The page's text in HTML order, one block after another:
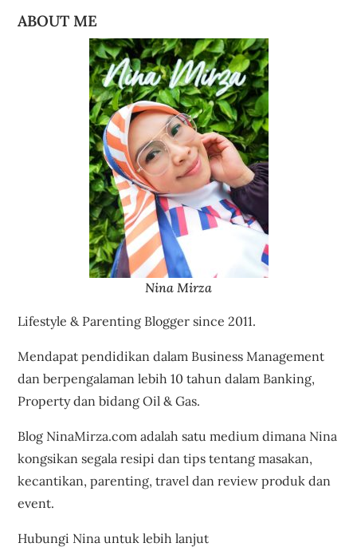
ABOUT ME
Nina Mirza
Lifestyle & Parenting Blogger since 2011.
Mendapat pendidikan dalam Business Management
dan berpengalaman lebih 10 tahun dalam Banking,
Property dan bidang Oil & Gas.
Blog NinaMirza.com adalah satu medium dimana Nina
kongsikan segala resipi dan tips tentang masakan,
kecantikan, parenting, travel dan review produk dan
event.
Hubungi Nina untuk lebih lanjut